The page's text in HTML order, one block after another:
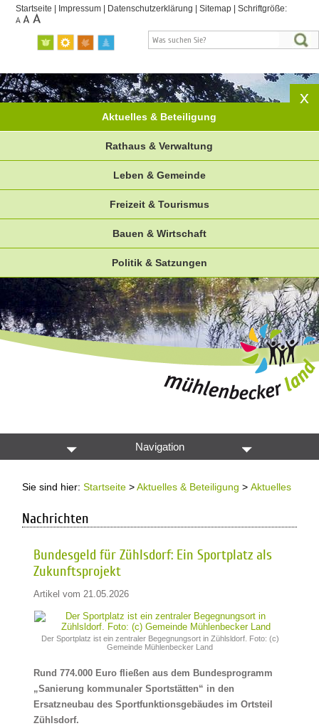
Startseite Impressum Datenschutzerklärung |Sitemap |Schriftgröße:
Aktuelles & Beteiligung
Rathaus & Verwaltung
Leben & Gemeinde
Freizeit & Tourismus
Bauen & Wirtschaft
Politik & Satzungen
Navigation
Sie sind hier:Startseite >Aktuelles & Beteiligung >Aktuelles
Nachrichten
Bundesgeld für Zühlsdorf: Ein Sportplatz als
Zukunftsprojekt
Artikel vom 21.05.2026
Der Sportplatz ist ein zentraler Begegnungsort in Zühlsldorf. Foto: (c)
Gemeinde Mühlenbecker Land
Rund 774.000 Euro fließen aus dem Bundesprogramm
„Sanierung kommunaler Sportstätten“ in den
Ersatzneubau des Sportfunktionsgebäudes im Ortsteil
Zühlsdorf.